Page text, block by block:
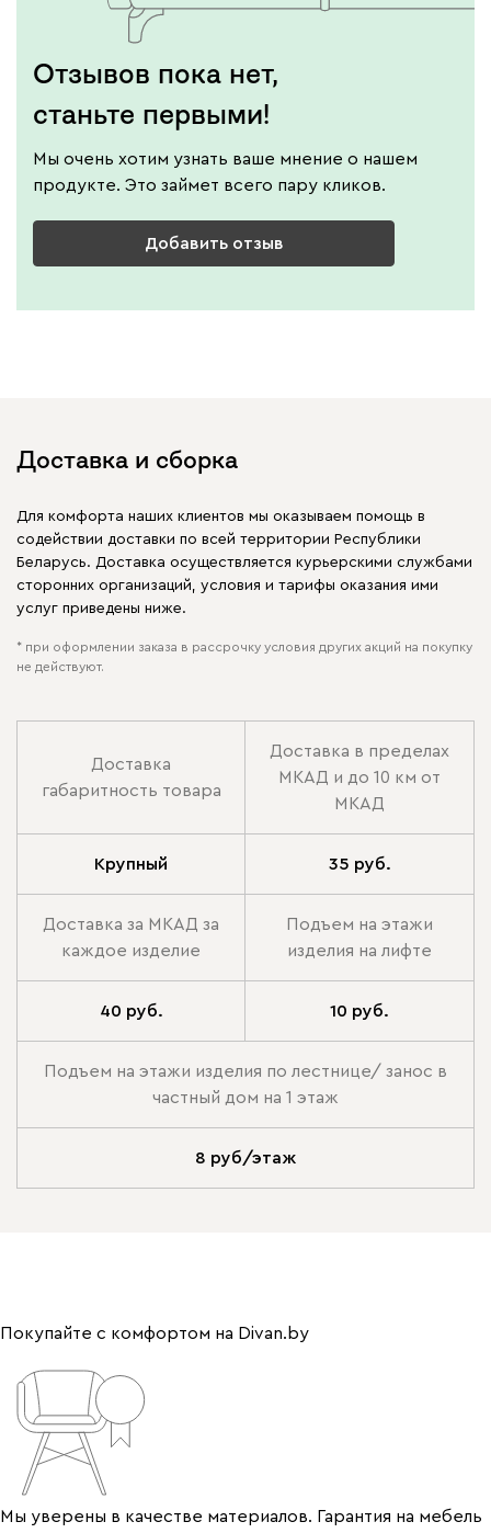
Отзывов пока нет,
станьте первыми!
Мы очень хотим узнать ваше мнение о нашем
продукте. Это займет всего пару кликов.
Добавить отзыв
Доставка и сборка
Для комфорта наших клиентов мы оказываем помощь в
содействии доставки по всей территории Республики
Беларусь. Доставка осуществляется курьерскими службами
сторонних организаций, условия и тарифы оказания ими
услуг приведены ниже.
* при оформлении заказа в рассрочку условия других акций на покупку
не действуют.
Доставка
габаритность товара
Доставка в пределах
МКАД и до 10 км от
МКАД
Крупный 35 руб.
Доставка за МКАД за
каждое изделие
Подъем на этажи
изделия на лифте
40 руб. 10 руб.
Подъем на этажи изделия по лестнице/ занос в
частный дом на 1 этаж
8 руб/этаж
Покупайте с комфортом на Divan.by
Мы уверены в качестве материалов. Гарантия на мебель